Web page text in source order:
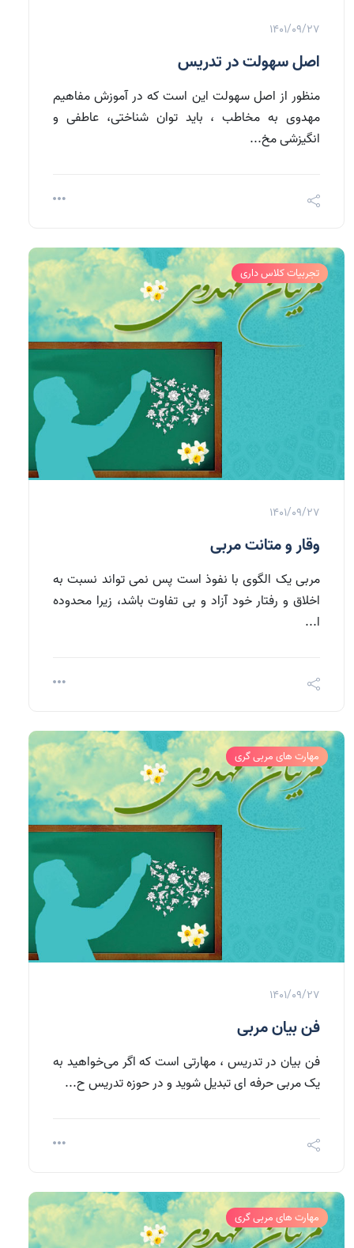
1401/09/27
اصل سهولت در تدریس
منظور از اصل سهولت این است که در آموزش مفاهیم
مهدوی به مخاطب ، باید توان شناختی، عاطفی و
انگیزشی مخ...
تجربیات کلاس داری
1401/09/27
وقار و متانت مربی
مربی یک الگوی با نفوذ است پس نمی تواند نسبت به
اخلاق و رفتار خود آزاد و بی تفاوت باشد، زیرا محدوده
ا...
مهارت های مربی گری
1401/09/27
فن بیان مربی
فن بیان در تدریس ، مهارتی است که اگر می‌خواهید به
یک مربی حرفه ای تبدیل شوید و در حوزه تدریس ح...
مهارت های مربی گری